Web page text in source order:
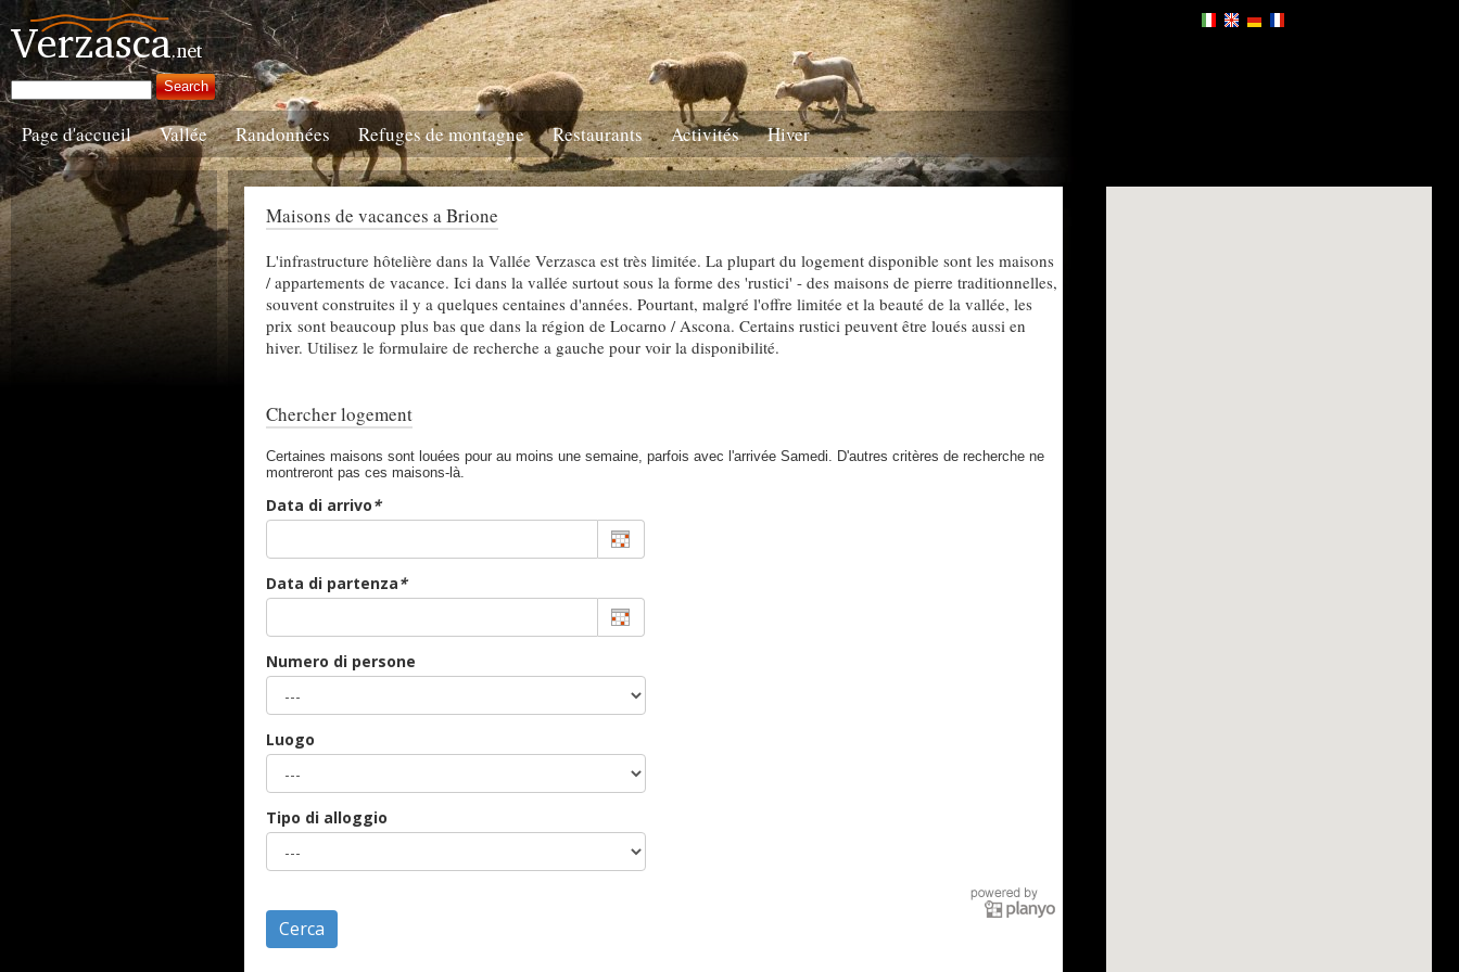
Page d'accueil Vallée Randonnées Refuges de montagne Restaurants Activités Hiver
Maisons de vacances a Brione
L'infrastructure hôtelière dans la Vallée Verzasca est très limitée. La plupart du logement disponible sont les maisons
/ appartements de vacance. Ici dans la vallée surtout sous la forme des 'rustici' - des maisons de pierre traditionnelles,
souvent construites il y a quelques centaines d'années. Pourtant, malgré l'offre limitée et la beauté de la vallée, les
prix sont beaucoup plus bas que dans la région de Locarno / Ascona. Certains rustici peuvent être loués aussi en
hiver. Utilisez le formulaire de recherche a gauche pour voir la disponibilité.
Chercher logement
Certaines maisons sont louées pour au moins une semaine, parfois avec l'arrivée Samedi. D'autres critères de recherche ne
montreront pas ces maisons-là.
Data di arrivo*
Data di partenza*
Numero di persone
Luogo
Tipo di alloggio